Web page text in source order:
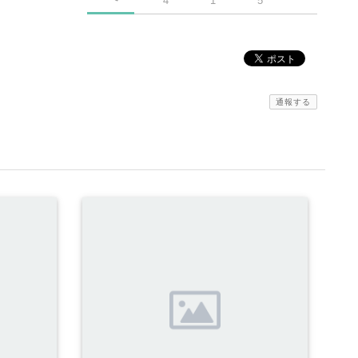
通報する